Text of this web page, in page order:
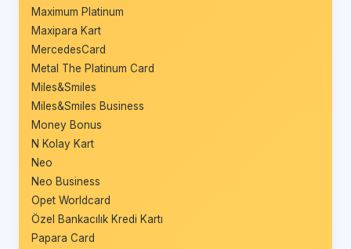
Maximum Platinum
Maxipara Kart
MercedesCard
Metal The Platinum Card
Miles&Smiles
Miles&Smiles Business
Money Bonus
N Kolay Kart
Neo
Neo Business
Opet Worldcard
Özel Bankacılık Kredi Kartı
Papara Card